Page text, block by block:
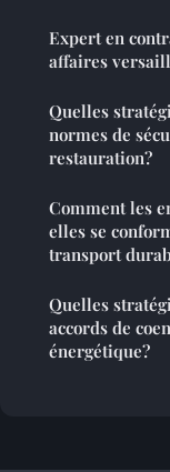
Expert en
affaires
Quelles
normes de
restauration?
Comment les
elles se
transport
Quelles
accords de
énergétique?